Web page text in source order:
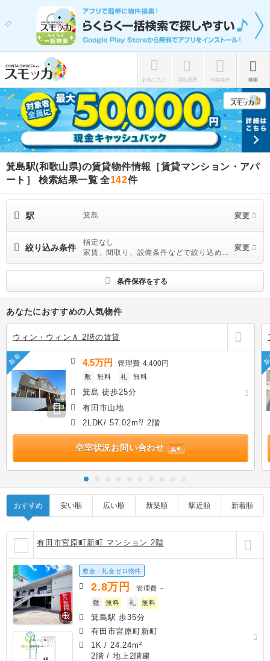
お気に入り 閲覧履歴 検索条件 検索
箕島駅(和歌山県)の賃貸物件情報［賃貸マンション・アパ
ート］ 検索結果一覧全142件
駅 箕島 変更
絞り込み条件
指定なし
家賃、間取り、設備条件などで絞り込めま
す
変更
条件保存をする
あなたにおすすめの人気物件
ウィン・ウィンＡ 2階の賃貸
新着 4.5万円 管理費4,400円
敷 無料 礼 無料
箕島 徒歩25分
有田市山地
2LDK/ 57.02m²/ 2階
空室状況お問い合わせ 無料
おすすめ 安い順 広い順 新築順 駅近順 新着順
有田市宮原町新町 マンション 2階
敷金・礼金ゼロ物件
2.8万円 管理費 －
敷
無料 礼 無料
箕島駅 歩35分
有田市宮原町新町
1K / 24.24m²
2階 / 地上2階建